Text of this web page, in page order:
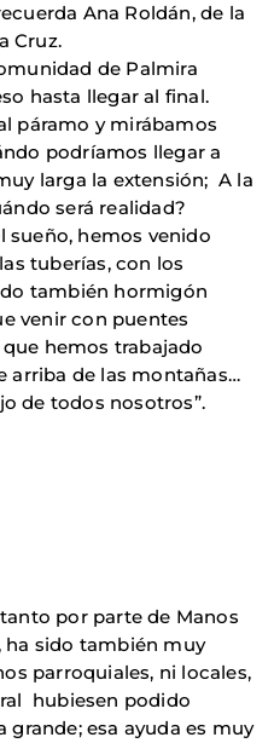
Ana Roldán, de la
Cruz.
de Palmira
hasta llegar al final.
páramo y mirábamos
podríamos llegar a
larga la extensión; A la
será realidad?
sueño, hemos venido
tuberías, con los
también hormigón
venir con puentes
hemos trabajado
arriba de las montañas…
de todos nosotros”.
por parte de Manos
ha sido también muy
parroquiales, ni locales,
hubiesen podido
grande; esa ayuda es muy